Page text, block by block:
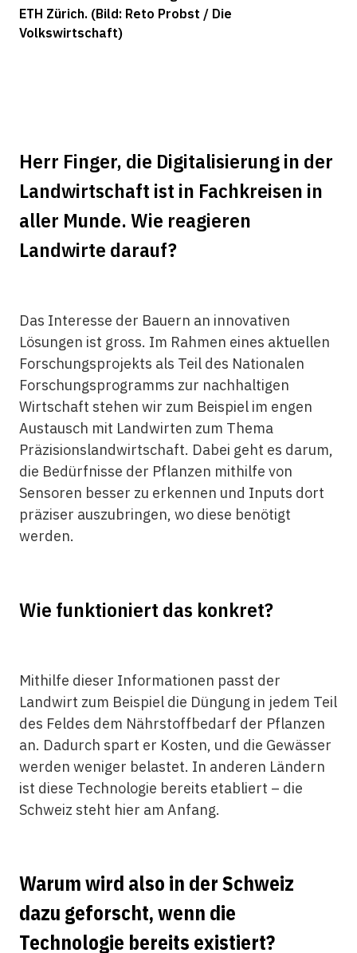
ETH Zürich. (Bild: Reto Probst / Die
Volkswirtschaft)
Herr Finger, die Digitalisierung in der
Landwirtschaft ist in Fachkreisen in
aller Munde. Wie reagieren
Landwirte darauf?
Das Interesse der Bauern an innovativen
Lösungen ist gross. Im Rahmen eines aktuellen
Forschungsprojekts als Teil des Nationalen
Forschungsprogramms zur nachhaltigen
Wirtschaft stehen wir zum Beispiel im engen
Austausch mit Landwirten zum Thema
Präzisionslandwirtschaft. Dabei geht es darum,
die Bedürfnisse der Pflanzen mithilfe von
Sensoren besser zu erkennen und Inputs dort
präziser auszubringen, wo diese benötigt
werden.
Wie funktioniert das konkret?
Mithilfe dieser Informationen passt der
Landwirt zum Beispiel die Düngung in jedem Teil
des Feldes dem Nährstoffbedarf der Pflanzen
an. Dadurch spart er Kosten, und die Gewässer
werden weniger belastet. In anderen Ländern
ist diese Technologie bereits etabliert – die
Schweiz steht hier am Anfang.
Warum wird also in der Schweiz
dazu geforscht, wenn die
Technologie bereits existiert?